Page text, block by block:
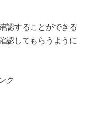
認することができる
認してもらうように
ク